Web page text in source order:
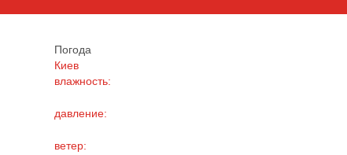
Погода
Киев
влажность:
давление:
ветер: